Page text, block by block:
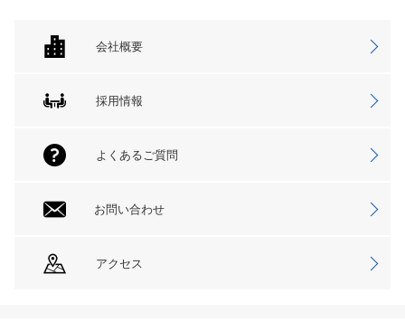
会社概要
採用情報
よくあるご質問
お問い合わせ
アクセス